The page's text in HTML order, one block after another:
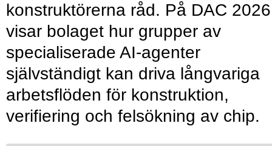
konstruktörerna råd. På DAC 2026
visar bolaget hur grupper av
specialiserade AI-agenter
självständigt kan driva långvariga
arbetsflöden för konstruktion,
verifiering och felsökning av chip.